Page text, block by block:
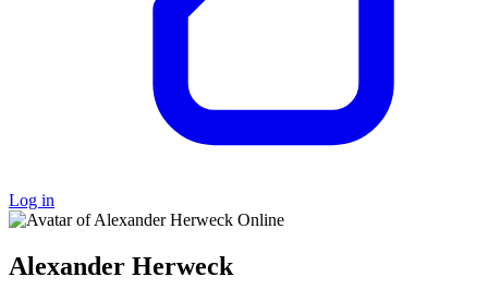
Log in
Online
Alexander Herweck